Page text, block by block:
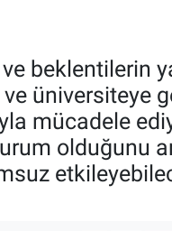
beklentilerin
üniversiteye
mücadele
olduğunu